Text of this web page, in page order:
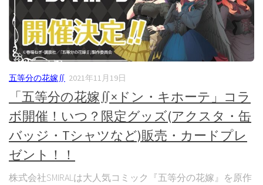
五等分の花嫁∬ 2021年11月19日
「五等分の花嫁∬×ドン・キホーテ」コラ
ボ開催！いつ？限定グッズ(アクスタ・缶
バッジ・Tシャツなど)販売・カードプレ
ゼント！！
株式会社SMIRALは大人気コミック『五等分の花嫁』を原作